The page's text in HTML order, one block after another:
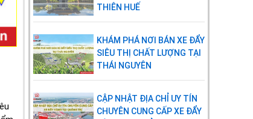
THIÊN HUẾ
KHÁM PHÁ NƠI BÁN XE ĐẨY
SIÊU THỊ CHẤT LƯỢNG TẠI
THÁI NGUYÊN
CẬP NHẬT ĐỊA CHỈ UY TÍN
CHUYÊN CUNG CẤP XE ĐẨY